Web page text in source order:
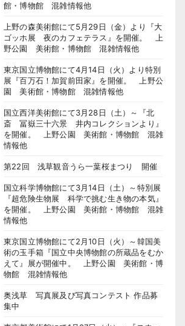
館・博物館 混雑情報他
上野の森美術館にて5月29日（金）より『大
ゴッホ展 夜のカフェテラス』を開催。 上
野公園 美術館・博物館 混雑情報他
東京国立博物館にて4月14日（火）より特別
展『百万石！加賀前田家』を開催。 上野公
園 美術館・博物館 混雑情報他
国立西洋美術館にて3月28日（土）～『北
斎 冨嶽三十六景 井内コレクションより』
を開催。 上野公園 美術館・博物館 混雑
情報他
第22回 浅草観音うら一葉桜まつり 開催
国立科学博物館にて3月14日（土）～特別展
『超危険生物展 科学で挑む生き物の本気』
を開催。 上野公園 美術館・博物館 混雑
情報他
東京国立博物館にて2月10日（火）～韓国美
術の玉手箱『国立中央博物館の所蔵品をむか
えて』展が開催中。 上野公園 美術館・博
物館 混雑情報他
奥浅草 写真展及び写真コンテスト 作品募
集中